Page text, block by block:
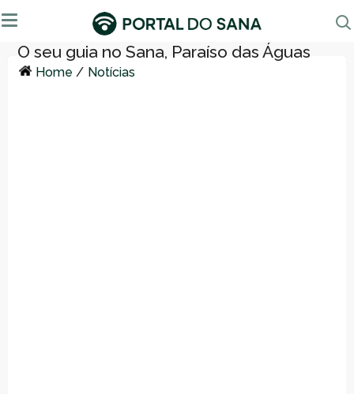
Home / Notícias